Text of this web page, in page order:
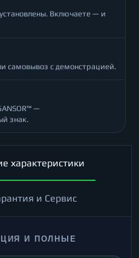
Включаете — и
самовывоз с демонстрацией.
—
знак.
характеристики
и Сервис
И ПОЛНЫЕ